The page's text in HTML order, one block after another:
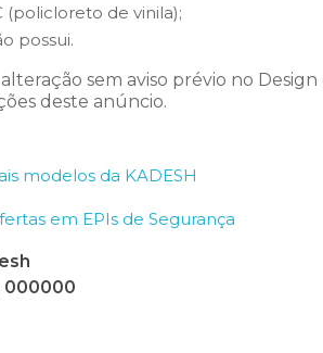
(policloreto de vinila);
possui.
sem aviso prévio no
deste anúncio.
modelos da KADESH
em EPIs de Segurança
000000